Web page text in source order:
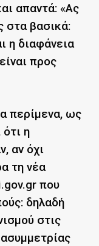
απαντά: «Ας
στα βασικά:
η διαφάνεια
προς
περίμενα, ως
η
αν όχι
τη νέα
που
δηλαδή
στις